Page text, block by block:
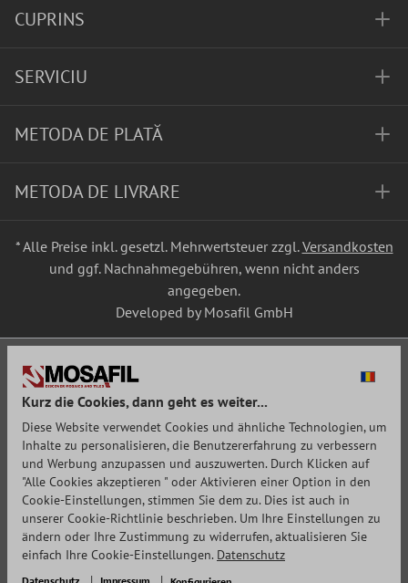
CUPRINS
SERVICIU
METODA DE PLATĂ
METODA DE LIVRARE
* Alle Preise inkl. gesetzl. Mehrwertsteuer zzgl.Versandkosten
und ggf. Nachnahmegebühren, wenn nicht anders
angegeben.
Developed by Mosafil GmbH
Kurz die Cookies, dann geht es weiter...
Diese Website verwendet Cookies und ähnliche Technologien, um
Inhalte zu personalisieren, die Benutzererfahrung zu verbessern
und Werbung anzupassen und auszuwerten. Durch Klicken auf
"Alle Cookies akzeptieren " oder Aktivieren einer Option in den
Cookie-Einstellungen, stimmen Sie dem zu. Dies ist auch in
unserer Cookie-Richtlinie beschrieben. Um Ihre Einstellungen zu
ändern oder Ihre Zustimmung zu widerrufen, aktualisieren Sie
einfach Ihre Cookie-Einstellungen. Datenschutz